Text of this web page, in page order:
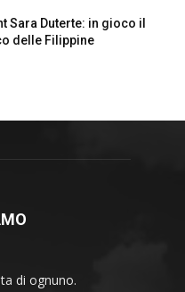
Sara Duterte: in gioco il
delle Filippine
di ognuno.